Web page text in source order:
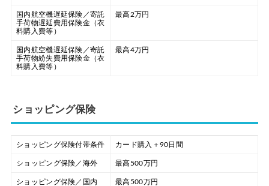
国内航空機遅延保険／寄託
手荷物遅延費用保険金（衣
料購入費等）
最高2万円
国内航空機遅延保険／寄託
手荷物紛失費用保険金（衣
料購入費等）
最高4万円
ショッピング保険
ショッピング保険付帯条件 カード購入＋90日間
ショッピング保険／海外 最高500万円
ショッピング保険／国内 最高500万円